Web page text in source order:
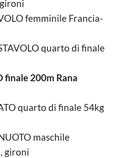
femminile Francia-
quarto di finale
finale 200m Rana
quarto di finale 54kg
maschile
gironi